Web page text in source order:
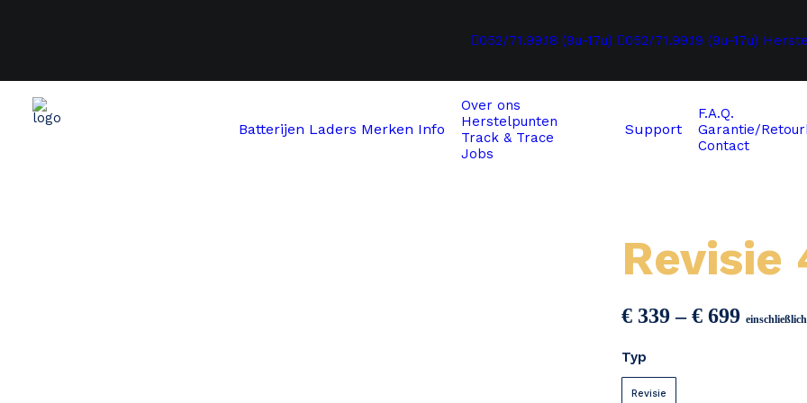
052/71.99.18 (9u-17u) 052/71.99.19 (9u-17u)
Batterijen Laders Merken Info
Over ons
Herstelpunten
Track & Trace
Jobs
Support
F.A.Q.
Garantie/
Contact
Revisie
€ 339 –€ 699
Typ
Revisie